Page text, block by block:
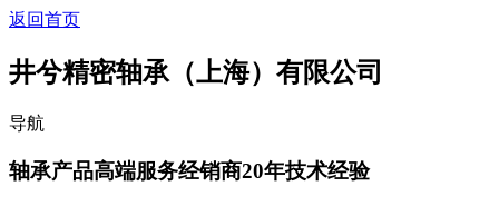
返回首页
井兮精密轴承（上海）有限公司
导航
轴承产品高端服务经销商20年技术经验